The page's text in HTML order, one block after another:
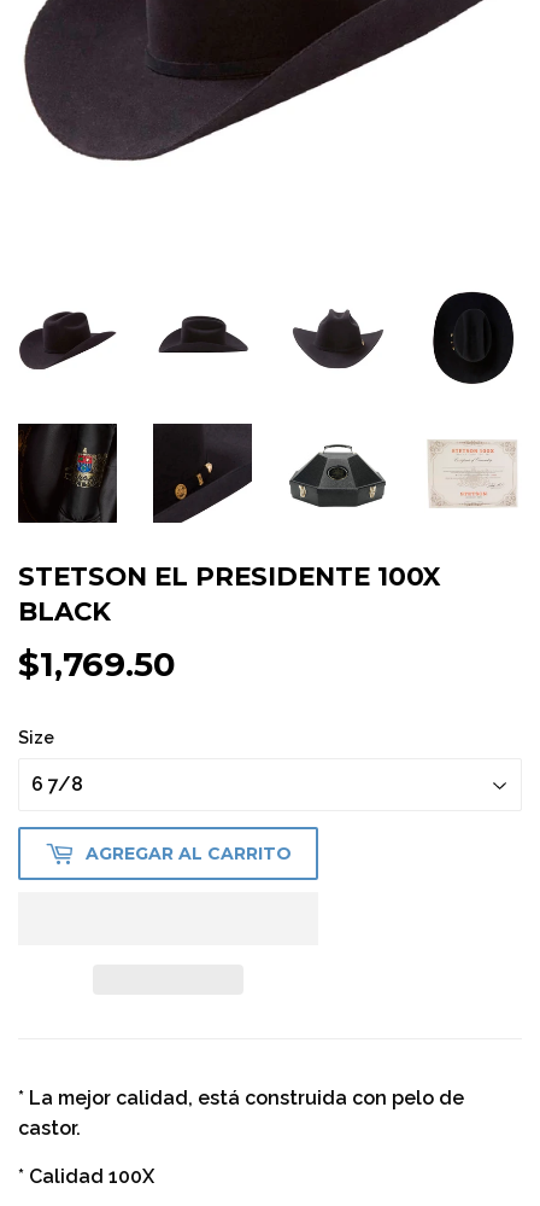
STETSON EL PRESIDENTE 100X
BLACK
$1,769.50
Size
AGREGAR AL CARRITO
* La mejor calidad, está construida con pelo de
castor.
* Calidad 100X